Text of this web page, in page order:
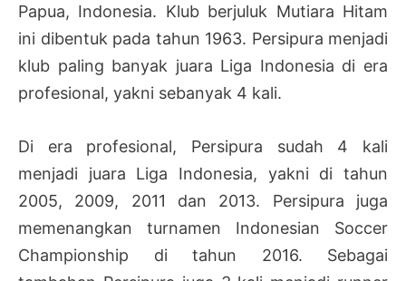
Papua, Indonesia. Klub berjuluk Mutiara Hitam
ini dibentuk pada tahun 1963. Persipura menjadi
klub paling banyak juara Liga Indonesia di era
profesional, yakni sebanyak 4 kali.
Di era profesional, Persipura sudah 4 kali
menjadi juara Liga Indonesia, yakni di tahun
2005, 2009, 2011 dan 2013. Persipura juga
memenangkan turnamen Indonesian Soccer
Championship di tahun 2016. Sebagai